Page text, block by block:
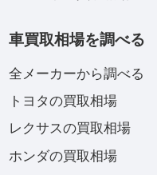
車買取相場を調べる
全メーカーから調べる
トヨタの買取相場
レクサスの買取相場
ホンダの買取相場